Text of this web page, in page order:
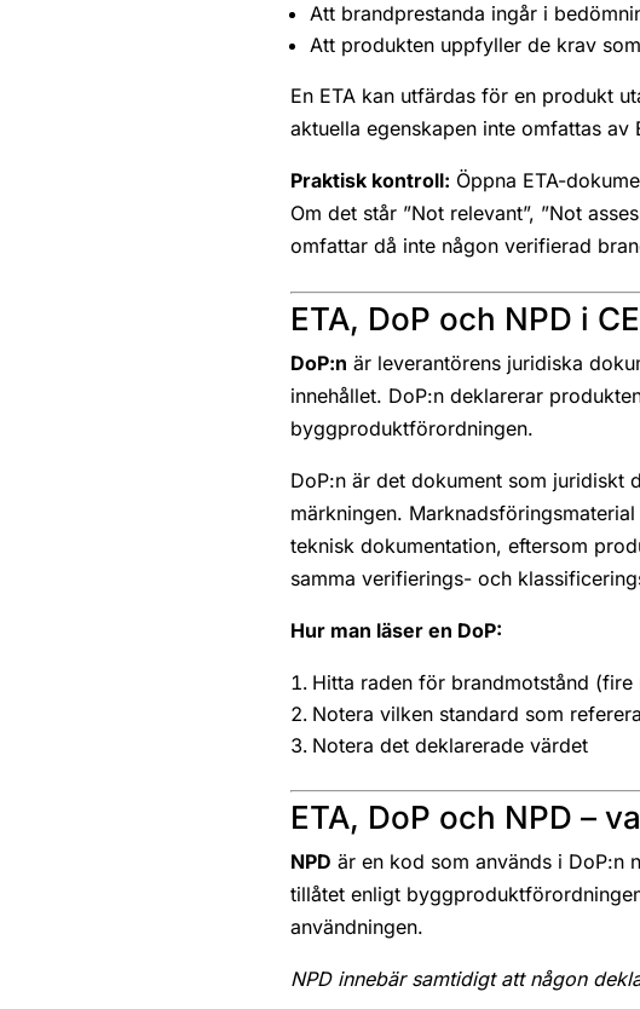
Att brandprestanda ingår i
Att produkten uppfyller de krav
En ETA kan utfärdas för en produkt
aktuella egenskapen inte omfattas av
Praktisk kontroll: Öppna ETA-
Om det står ”Not relevant”, ”Not
omfattar då inte någon verifierad
ETA, DoP och NPD i
DoP:n är leverantörens juridiska
innehållet. DoP:n deklarerar
byggproduktförordningen.
DoP:n är det dokument som juridiskt
märkningen.
teknisk dokumentation, eftersom
samma verifierings- och
Hur man läser en DoP:
Hitta raden för brandmotstånd
Notera vilken standard som
Notera det deklarerade värdet
ETA, DoP och NPD –
NPD är en kod som används i DoP:n
tillåtet enligt
användningen.
NPD innebär samtidigt att någon